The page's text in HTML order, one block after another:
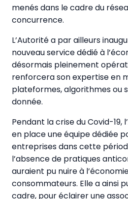
menés dans le cadre du
concurrence.
L’Autorité a par ailleurs
nouveau service dédié à
désormais pleinement
renforcera son expertise en
plateformes, algorithmes ou
donnée.
Pendant la crise du Covid-19,
en place une équipe dédiée
entreprises dans cette
l’absence de pratiques
auraient pu nuire à
consommateurs. Elle a ainsi
cadre, pour éclairer une